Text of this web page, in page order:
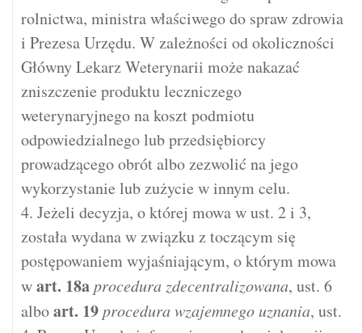
rolnictwa, ministra właściwego do spraw zdrowia
i Prezesa Urzędu. W zależności od okoliczności
Główny Lekarz Weterynarii może nakazać
zniszczenie produktu leczniczego
weterynaryjnego na koszt podmiotu
odpowiedzialnego lub przedsiębiorcy
prowadzącego obrót albo zezwolić na jego
wykorzystanie lub zużycie w innym celu.
4. Jeżeli decyzja, o której mowa w ust. 2 i 3,
została wydana w związku z toczącym się
postępowaniem wyjaśniającym, o którym mowa
wart. 18a procedura zdecentralizowana, ust. 6
alboart. 19 procedura wzajemnego uznania, ust.